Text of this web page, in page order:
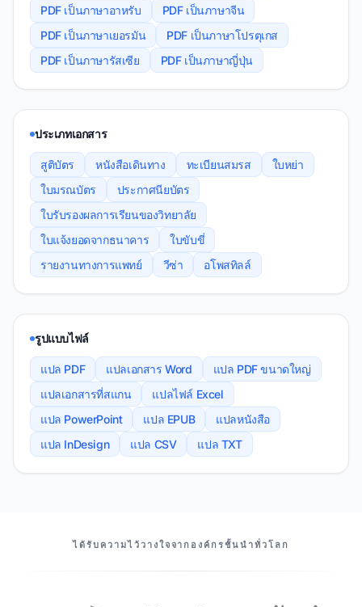
PDF เป็นภาษาอาหรับ
PDF เป็นภาษาจีน
PDF เป็นภาษาเยอรมัน
PDF เป็นภาษาโปรตุเกส
PDF เป็นภาษารัสเซีย
PDF เป็นภาษาญี่ปุ่น
ประเภทเอกสาร
สูติบัตร หนังสือเดินทาง ทะเบียนสมรส
ใบหย่า
ใบมรณบัตร
ประกาศนียบัตร
ใบรับรองผลการเรียนของวิทยาลัย
ใบแจ้งยอดจากธนาคาร
ใบขับขี่
รายงานทางการแพทย์
วีซ่า อโพสทิลล์
รูปแบบไฟล์
แปล PDF แปลเอกสาร Word
แปล PDF ขนาดใหญ่
แปลเอกสารที่สแกน
แปลไฟล์ Excel
แปล PowerPoint
แปล EPUB
แปลหนังสือ
แปล InDesign
แปล CSV แปล TXT
พันธมิตรของเราได้รับความไว้วางใจจากองค์กรชั้นนําทั่วโลก